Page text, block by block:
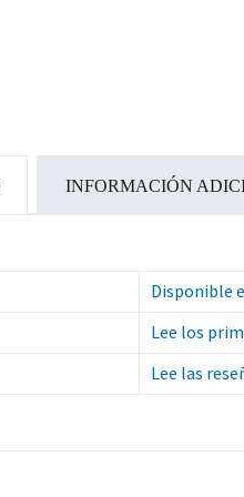
INFORMACIÓN
Disponible
Lee los
Lee las